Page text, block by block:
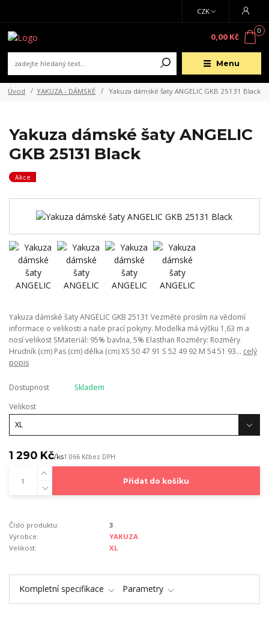
Menu
CZK
0
0,00 Kč
Úvod YAKUZA - DÁMSKÉ Yakuza dámské šaty ANGELIC GKB 25131 Black
Yakuza dámské šaty ANGELIC
GKB 25131 Black
Akce
Yakuza dámské šaty ANGELIC GKB 25131 Vezměte prosím na vědomí
informace o velikosti a naše prací pokyny. Modelka má výšku 1,63 m a
nosí velikost SMateriál: 95% bavlna, 5% Elasthan Rozměry: Rozměry
Hrudník (cm) Pas (cm) délka (cm) XS 50 47 91 S 52 49 92 M 54 51 93... celý
popis
Dostupnost
Skladem
Velikost
1 290 Kč/ks1 066 Kčbez DPH
Přidat do košíku
Číslo produktu:
3
Výrobce:
YAKUZA
Velikost:
XL
Kompletní specifikace Parametry